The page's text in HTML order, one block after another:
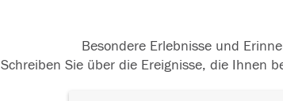
Besondere Erlebnisse und
Schreiben Sie über die Ereignisse, die Ihnen